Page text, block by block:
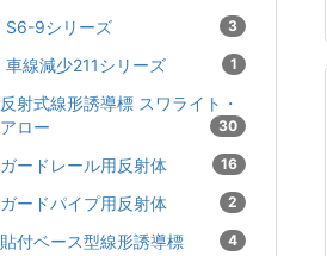
S6-9シリーズ 3
車線減少211シリーズ 1
反射式線形誘導標 スワライト・
アロー
30
ガードレール用反射体 16
ガードパイプ用反射体 2
貼付ベース型線形誘導標 4